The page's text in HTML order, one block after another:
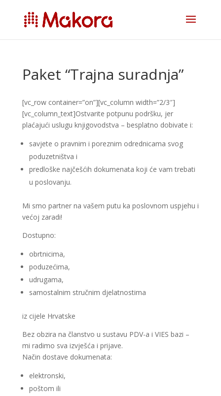
Paket “Trajna suradnja”
[vc_row container=”on”][vc_column width=”2/3″]
[vc_column_text]Ostvarite potpunu podršku, jer
plaćajući uslugu knjigovodstva – besplatno dobivate i:
savjete o pravnim i poreznim odrednicama svog
poduzetništva i
predloške najčešćih dokumenata koji će vam trebati
u poslovanju.
Mi smo partner na vašem putu ka poslovnom uspjehu i
većoj zaradi!
Dostupno:
obrtnicima,
poduzećima,
udrugama,
samostalnim stručnim djelatnostima
iz cijele Hrvatske
Bez obzira na članstvo u sustavu PDV-a i VIES bazi –
mi radimo sva izvješća i prijave.
Način dostave dokumenata:
elektronski,
poštom ili